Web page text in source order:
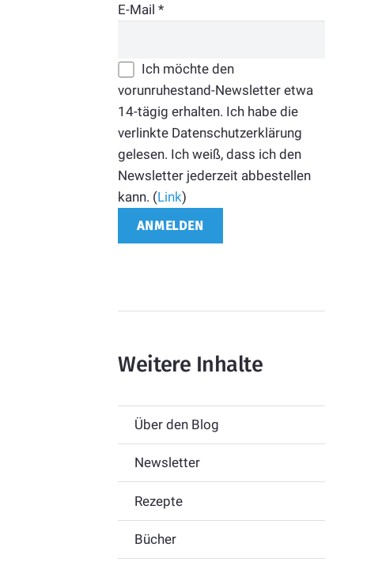
E-Mail*
Ich möchte den
vorunruhestand-Newsletter etwa
14-tägig erhalten. Ich habe die
verlinkte Datenschutzerklärung
gelesen. Ich weiß, dass ich den
Newsletter jederzeit abbestellen
kann. (Link)
Weitere Inhalte
Über den Blog
Newsletter
Rezepte
Bücher